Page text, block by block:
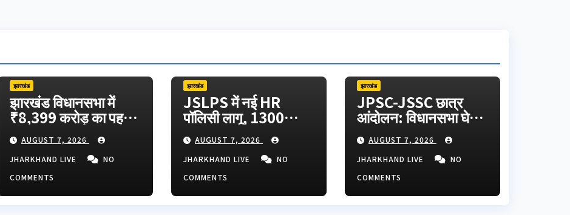
झारखंड
झारखंड विधानसभा में
₹8,399 करोड़ का पहला
अनुपूरक बजट पेश,
JPSC-JSSC मुद्दे पर
विपक्ष का हंगामा
AUGUST 7, 2026
JHARKHAND LIVE
NO
COMMENTS
झारखंड
JSLPS में नई HR
पॉलिसी लागू, 1300
अतिरिक्त पदों पर रोजगार
के अवसर; कर्मचारियों के
वेतन में 60% तक बढ़ोतरी
AUGUST 7, 2026
JHARKHAND LIVE
NO
COMMENTS
झारखंड
JPSC-JSSC छात्र
आंदोलन: विधानसभा घेराव
मार्च में AISA अध्यक्ष नेहा
बोरा पर फेंकी गई काली
स्याही, आरोपी हिरासत में
AUGUST 7, 2026
JHARKHAND LIVE
NO
COMMENTS